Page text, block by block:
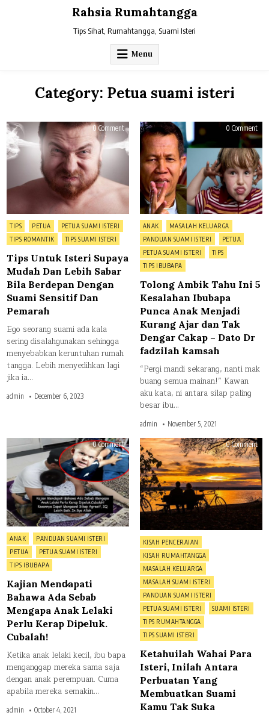
Rahsia Rumahtangga
Tips Sihat, Rumahtangga, Suami Isteri
Menu
Category: Petua suami isteri
0 Commenton
Tips
Untuk
Isteri
Supaya
Mudah
Sabar
Bila
Berdepan
Dengan
Suami
Sensitif
Pemarah
Posted
in
TIPS PETUA
PETUA SUAMI ISTERI
TIPS ROMANTIK
TIPS SUAMI ISTERI
Tips Untuk Isteri Supaya
Mudah Dan Lebih Sabar
Bila Berdepan Dengan
Suami Sensitif Dan
Pemarah
Ego seorang suami ada kala
sering disalahgunakan sehingga
menyebabkan keruntuhan rumah
tangga. Lebih menyedihkan lagi
jika ia…
admin December 6, 2023
0 Commenton
Ini
5
Ajar
Posted
in
ANAK
MASALAH KELUARGA
PANDUAN SUAMI ISTERI
PETUA
PETUA SUAMI ISTERI
TIPS
TIPS IBUBAPA
Tolong Ambik Tahu Ini 5
Kesalahan Ibubapa
Punca Anak Menjadi
Kurang Ajar dan Tak
Dengar Cakap – Dato Dr
fadzilah kamsah
“Pergi mandi sekarang, nanti mak
buang semua mainan!” Kawan
aku kata, ni antara silap paling
besar ibu…
admin November 5, 2021
0 Commenton
Kajian
Mend̷apati
Bahawa
Ada
Sebab
Mengapa
Anak
Lelaki
Perlu
Kerap
Dip̷eluk.
Cubalah!
Posted
in
ANAK
PANDUAN SUAMI ISTERI
PETUA
PETUA SUAMI ISTERI
TIPS IBUBAPA
Kajian Mend̷apati
Bahawa Ada Sebab
Mengapa Anak Lelaki
Perlu Kerap Dip̷eluk.
Cubalah!
Ketika anak lelaki kecil, ibu bapa
menganggap mereka sama saja
dengan anak perempuan. Cuma
apabila mereka semakin…
admin October 4, 2021
0 Commenton
Para
Tak
Posted
in
KISAH PENCERAIAN
KISAH RUMAHTANGGA
MASALAH KELUARGA
MASALAH SUAMI ISTERI
PANDUAN SUAMI ISTERI
PETUA SUAMI ISTERI
SUAMI ISTERI
TIPS RUMAHTANGGA
TIPS SUAMI ISTERI
Ketahuilah Wahai Para
Isteri, Inilah Antara
Perbuatan Yang
Membuatkan Suami
Kamu Tak Suka